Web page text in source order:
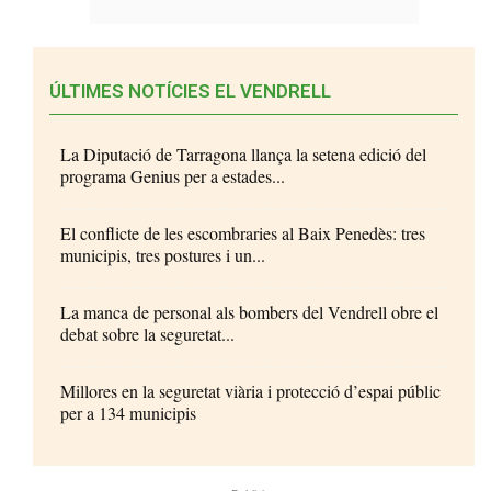
ÚLTIMES NOTÍCIES EL VENDRELL
La Diputació de Tarragona llança la setena edició del
programa Genius per a estades...
El conflicte de les escombraries al Baix Penedès: tres
municipis, tres postures i un...
La manca de personal als bombers del Vendrell obre el
debat sobre la seguretat...
Millores en la seguretat viària i protecció d’espai públic
per a 134 municipis